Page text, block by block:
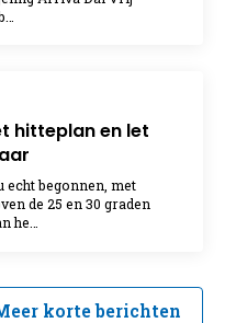
hitteplan en let
echt begonnen, met
de 25 en 30 graden
he…
korte berichten